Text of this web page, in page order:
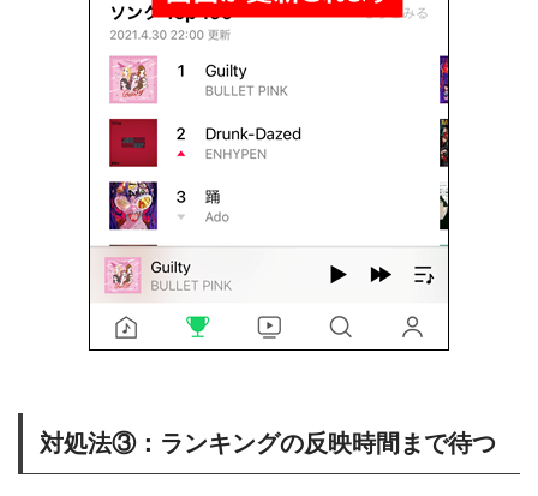
対処法③：ランキングの反映時間まで待つ